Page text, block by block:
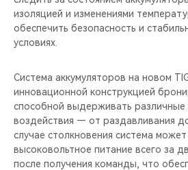
изоляцией и изменениями
обеспечить безопасность и
условиях.
Система аккумуляторов на новом
инновационной конструкцией
способной выдерживать различные
воздействия — от раздавливания
случае столкновения система
высоковольтное питание всего за
после получения команды, что